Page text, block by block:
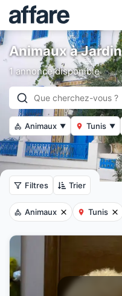
Animaux à
1 annonce disponible
Animaux ▼ Tunis ▼
Filtres Trier
Animaux Tunis